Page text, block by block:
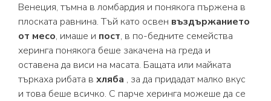
Венеция, тъмна в ломбардия и понякога пържена в
плоската равнина. Тъй като освен въздържанието
от месо, имаше и пост, в по-бедните семейства
херинга понякога беше закачена на греда и
оставена да виси на масата. Бащата или майката
търкаха рибата в хляба , за да придадат малко вкус
и това беше всичко. С парче херинга можеше да се